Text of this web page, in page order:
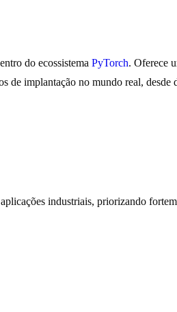
do ecossistema PyTorch. Oferece
de implantação no mundo real,
industriais, priorizando